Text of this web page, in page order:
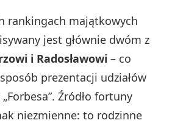
rankingach majątkowych
jest głównie dwóm z
i Radosławowi – co
prezentacji udziałów
Źródło fortuny
niezmienne: to rodzinne